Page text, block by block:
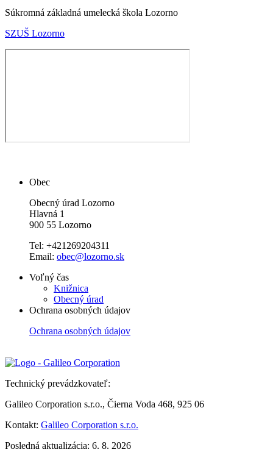
Súkromná základná umelecká škola Lozorno
SZUŠ Lozorno
Obec
Obecný úrad Lozorno
Hlavná 1
900 55 Lozorno
Tel: +421269204311
Email: obec@lozorno.sk
Voľný čas
Knižnica
Obecný úrad
Ochrana osobných údajov
Ochrana osobných údajov
Technický prevádzkovateľ:
Galileo Corporation s.r.o., Čierna Voda 468, 925 06
Kontakt: Galileo Corporation s.r.o.
Posledná aktualizácia: 6. 8. 2026